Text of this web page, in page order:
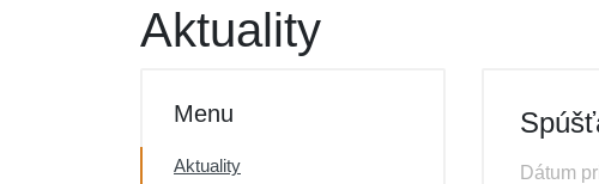
Hojdacie kreslá
Aktuality
Menu
Aktuality
Dátum